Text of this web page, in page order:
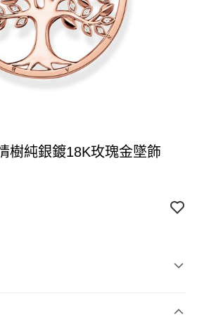
樹純銀鍍18K玫瑰金墜飾